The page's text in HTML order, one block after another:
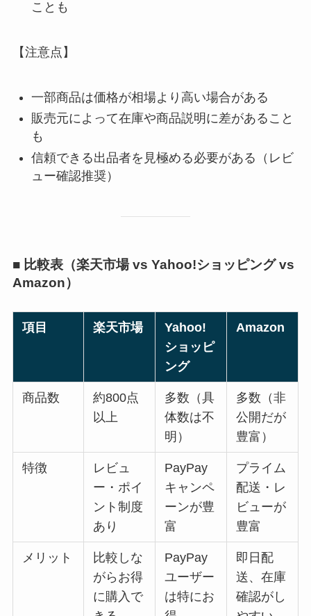
ことも
【注意点】
一部商品は価格が相場より高い場合がある
販売元によって在庫や商品説明に差があること
も
信頼できる出品者を見極める必要がある（レビ
ュー確認推奨）
■ 比較表（楽天市場 vs Yahoo!ショッピング vs
Amazon）
項目 楽天市場
Yahoo!
ショッピ
ング
Amazon
商品数
約800点
以上
多数（具
体数は不
明）
多数（非
公開だが
豊富）
特徴
レビュ
ー・ポイ
ント制度
あり
PayPay
キャンペ
ーンが豊
富
プライム
配送・レ
ビューが
豊富
メリット
比較しな
がらお得
に購入で
PayPay
ユーザー
は特にお
即日配
送、在庫
確認がし